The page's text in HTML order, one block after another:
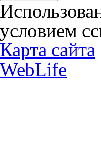
условием
Карта сайта
WebLife